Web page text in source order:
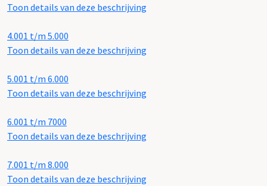
Toon details van deze beschrijving
4.001 t/m 5.000
Toon details van deze beschrijving
5.001 t/m 6.000
Toon details van deze beschrijving
6.001 t/m 7000
Toon details van deze beschrijving
7.001 t/m 8.000
Toon details van deze beschrijving